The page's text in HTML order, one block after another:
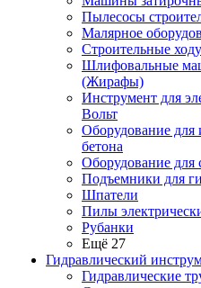
Пылесосы
Малярное
Строительные
Шлифовальные
(Жирафы)
Инструмент для
Вольт
Оборудование для
бетона
Оборудование для
Подъемники для
Шпатели
Пилы
Рубанки
Ещё 27
Гидравлический
Гидравлические